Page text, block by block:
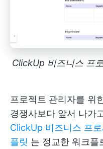
ClickUp 비즈니스 프
프로젝트 관리자를 위
경쟁사보다 앞서 나가
ClickUp 비즈니스 프
플릿 는 정교한 워크플